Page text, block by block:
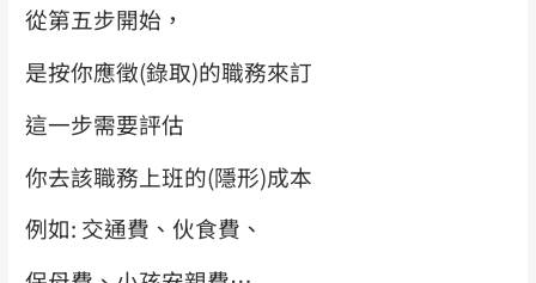
從第五步開始，
是按你應徵(錄取)的職務來訂
這一步需要評估
你去該職務上班的(隱形)成本
例如: 交通費、伙食費、